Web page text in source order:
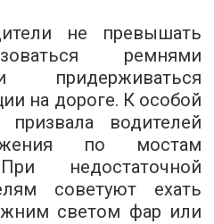
не превышать
ремнями
придерживаться
​​на дороге. К особой
водителей
по мостам
недостаточной
советуют ехать
светом фар или